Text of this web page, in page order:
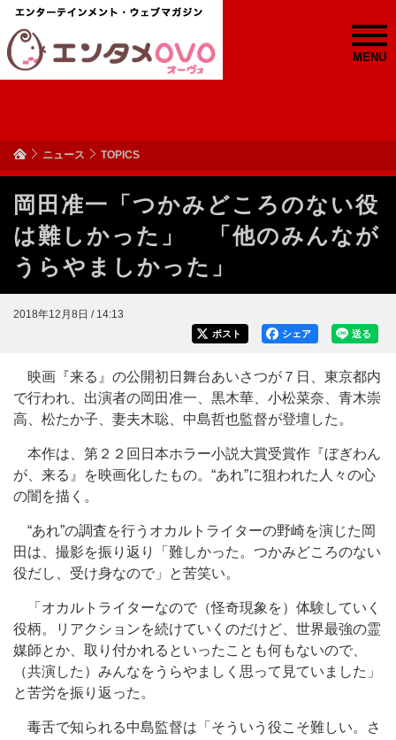
MENU
ニュース TOPICS
岡田准一「つかみどころのない役
は難しかった」 「他のみんなが
うらやましかった」
2018年12月8日 / 14:13
送る
シェア
ポスト
映画『来る』の公開初日舞台あいさつが７日、東京都内
で行われ、出演者の岡田准一、黒木華、小松菜奈、青木崇
高、松たか子、妻夫木聡、中島哲也監督が登壇した。
本作は、第２２回日本ホラー小説大賞受賞作『ぼぎわん
が、来る』を映画化したもの。“あれ”に狙われた人々の心
の闇を描く。
“あれ”の調査を行うオカルトライターの野崎を演じた岡
田は、撮影を振り返り「難しかった。つかみどころのない
役だし、受け身なので」と苦笑い。
「オカルトライターなので（怪奇現象を）体験していく
役柄。リアクションを続けていくのだけど、世界最強の霊
媒師とか、取り付かれるといったことも何もないので、
（共演した）みんなをうらやましく思って見ていました」
と苦労を振り返った。
毒舌で知られる中島監督は「そういう役こそ難しい。さ